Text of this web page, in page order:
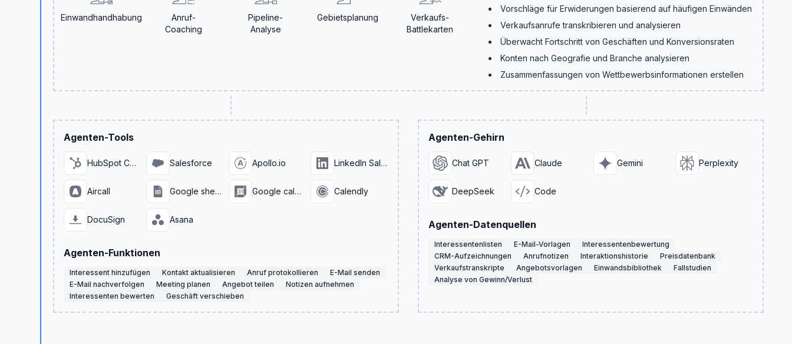
Einwandhandhabung
Anruf-
Coaching
Pipeline-
Analyse
Gebietsplanung
Verkaufs-
Battlekarten
Vorschläge für Erwiderungen basierend auf häufigen Einwänden
Verkaufsanrufe transkribieren und analysieren
Überwacht Fortschritt von Geschäften und Konversionsraten
Konten nach Geografie und Branche analysieren
Zusammenfassungen von Wettbewerbsinformationen erstellen
Agenten-Tools
HubSpot CRM Salesforce Apollo.io LinkedIn Sales Navigator
Aircall Google sheets Google calendar Calendly
DocuSign Asana
Agenten-Funktionen
Interessent hinzufügen Kontakt aktualisieren Anruf protokollieren
E-Mail senden
E-Mail nachverfolgen
Meeting planen Angebot teilen
Notizen aufnehmen
Interessenten bewerten
Geschäft verschieben
Agenten-Gehirn
Chat GPT Claude Gemini Perplexity
DeepSeek Code
Agenten-Datenquellen
Interessentenlisten E-Mail-Vorlagen
Interessentenbewertung
CRM-Aufzeichnungen
Anrufnotizen Interaktionshistorie
Preisdatenbank
Verkaufstranskripte
Angebotsvorlagen Einwandsbibliothek
Fallstudien
Analyse von Gewinn/Verlust